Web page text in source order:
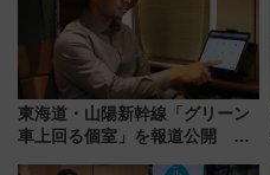
東海道・山陽新幹線「グリーン
車上回る個室」を報道公開 プ